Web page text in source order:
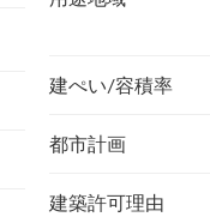
建ぺい/容積率
都市計画
建築許可理由